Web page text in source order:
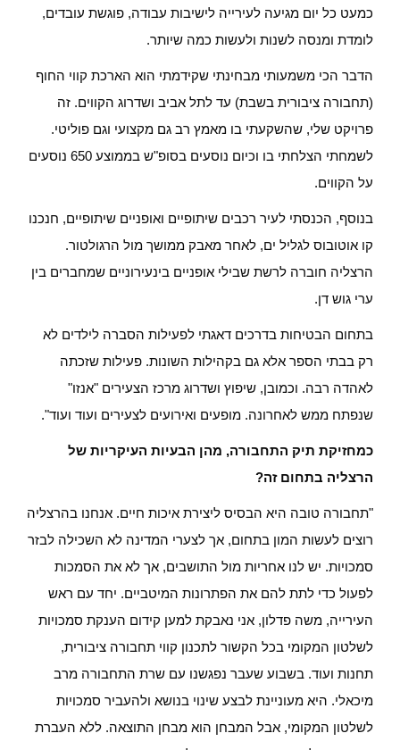
כמעט כל יום מגיעה לעירייה לישיבות עבודה, פוגשת עובדים,
לומדת ומנסה לשנות ולעשות כמה שיותר.
הדבר הכי משמעותי מבחינתי שקידמתי הוא הארכת קווי החוף
(תחבורה ציבורית בשבת) עד לתל אביב ושדרוג הקווים. זה
פרויקט שלי, שהשקעתי בו מאמץ רב גם מקצועי וגם פוליטי.
לשמחתי הצלחתי בו וכיום נוסעים בסופ"ש בממוצע 650 נוסעים
על הקווים.
בנוסף, הכנסתי לעיר רכבים שיתופיים ואופניים שיתופיים, חנכנו
קו אוטובוס לגליל ים, לאחר מאבק ממושך מול הרגולטור.
הרצליה חוברה לרשת שבילי אופניים בינעירוניים שמחברים בין
ערי גוש דן.
בתחום הבטיחות בדרכים דאגתי לפעילות הסברה לילדים לא
רק בבתי הספר אלא גם בקהילות השונות. פעילות שזכתה
לאהדה רבה. וכמובן, שיפוץ ושדרוג מרכז הצעירים "אנזו"
שנפתח ממש לאחרונה. מופעים ואירועים לצעירים ועוד ועוד".
כמחזיקת תיק התחבורה, מהן הבעיות העיקריות של
הרצליה בתחום זה?
"תחבורה טובה היא הבסיס ליצירת איכות חיים. אנחנו בהרצליה
רוצים לעשות המון בתחום, אך לצערי המדינה לא השכילה לבזר
סמכויות. יש לנו אחריות מול התושבים, אך לא את הסמכות
לפעול כדי לתת להם את הפתרונות המיטביים. יחד עם ראש
העירייה, משה פדלון, אני נאבקת למען קידום הענקת סמכויות
לשלטון המקומי בכל הקשור לתכנון קווי תחבורה ציבורית,
תחנות ועוד. בשבוע שעבר נפגשנו עם שרת התחבורה מרב
מיכאלי. היא מעוניינת לבצע שינוי בנושא ולהעביר סמכויות
לשלטון המקומי, אבל המבחן הוא מבחן התוצאה. ללא העברת